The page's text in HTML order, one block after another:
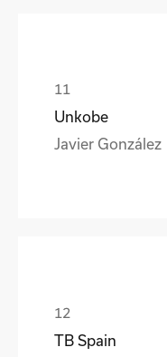
Unkobe
Javier González
TB Spain